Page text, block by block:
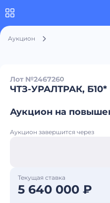
Аукцион
Лот №2467260
ЧТЗ-УРАЛТРАК, Б10*
Аукцион на
Аукцион завершится через
Текущая ставка
5 640 000 ₽